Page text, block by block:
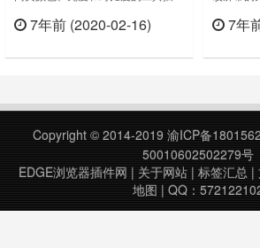
网页的可读性。Midnight Lizard
Lizard v10.7.0.0上次更……
7年前 (2020-02-16)
非常的方
29日……
7年
Copyright © 2014-2019 渝ICP备
50010602502279号
EDGE浏览器插件网 | 关于网站| 标签汇总|
地图 | QQ：